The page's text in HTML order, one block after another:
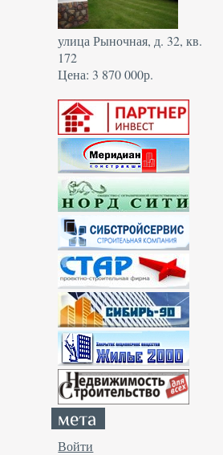
улица Рыночная, д. 32, кв.
172
Цена: 3 870 000р.
Войти